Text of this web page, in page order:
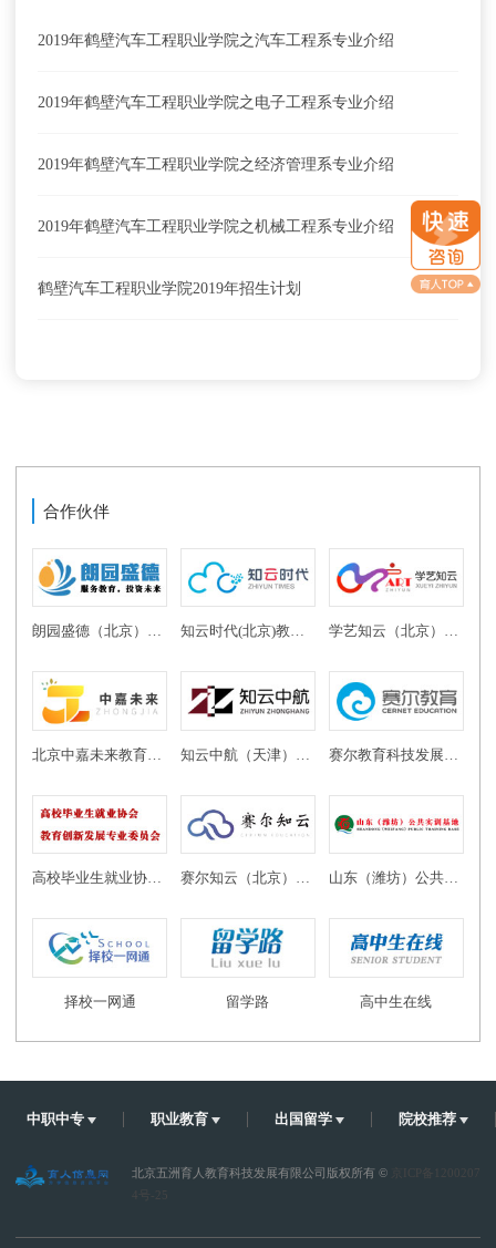
2019年鹤壁汽车工程职业学院之汽车工程系专业介绍
2019年鹤壁汽车工程职业学院之电子工程系专业介绍
2019年鹤壁汽车工程职业学院之经济管理系专业介绍
2019年鹤壁汽车工程职业学院之机械工程系专业介绍
鹤壁汽车工程职业学院2019年招生计划
合作伙伴
朗园盛德（北京）教育投资有限公司 知云时代(北京)教育科技有限公司 学艺知云（北京）教育科技有限公司
高校毕业生就业协会教育创新发展专业委员会 赛尔知云（北京）教育科技有限公司 山东（潍坊）公共实训基地
择校一网通 留学路 高中生在线
中职中专 职业教育 出国留学 院校推荐
北京五洲育人教育科技发展有限公司版权所有 ©
京ICP备1200207
4号-25